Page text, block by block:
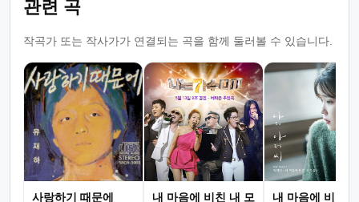
관련 곡
작곡가 또는 작사가가 연결되는 곡을 함께 둘러볼 수 있습니다.
사랑하기 때문에
내 마음에 비친 내 모
내 마음에 비친